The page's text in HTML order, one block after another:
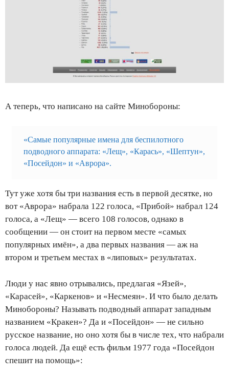
А теперь, что написано на сайте Минобороны:
«Самые популярные имена для беспилотного
подводного аппарата: «Лещ», «Карась», «Шептун»,
«Посейдон» и «Аврора».
Тут уже хотя бы три названия есть в первой десятке, но
вот «Аврора» набрала 122 голоса, «Прибой» набрал 124
голоса, а «Лещ» — всего 108 голосов, однако в
сообщении — он стоит на первом месте «самых
популярных имён», а два первых названия — аж на
втором и третьем местах в «липовых» результатах.
Люди у нас явно отрывались, предлагая «Язей»,
«Карасей», «Каркенов» и «Несмеян». И что было делать
Минобороны? Называть подводный аппарат западным
названием «Кракен»? Да и «Посейдон» — не сильно
русское название, но оно хотя бы в числе тех, что набрали
голоса людей. Да ещё есть фильм 1977 года «Посейдон
спешит на помощь»: